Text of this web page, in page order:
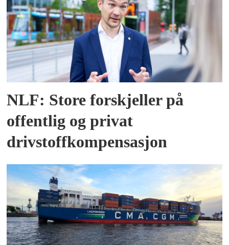
NLF: Store forskjeller på
offentlig og privat
drivstoffkompensasjon